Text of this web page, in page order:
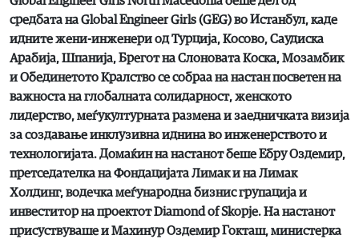
средбата на Global Engineer Girls (GEG) во Истанбул, каде
идните жени-инженери од Турција, Косово, Саудиска
Арабија, Шпанија, Брегот на Слоновата Коска, Мозамбик
и Обединетото Кралство се собраа на настан посветен на
важноста на глобалната солидарност, женското
лидерство, меѓукултурната размена и заедничката визија
за создавање инклузивна иднина во инженерството и
технологијата. Домаќин на настанот беше Ебру Оздемир,
претседателка на Фондацијата Лимак и на Лимак
Холдинг, водечка меѓународна бизнис групација и
инвеститор на проектот Diamond of Skopje. На настанот
присуствуваше и Махинур Оздемир Гокташ, министерка